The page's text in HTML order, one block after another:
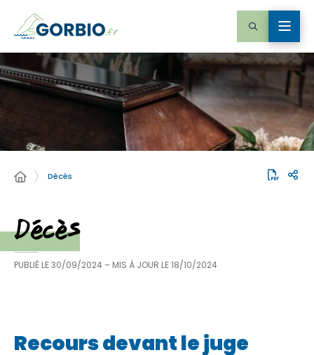
Décès
Décès
PUBLIÉ LE30/09/2024 – MIS À JOUR LE18/10/2024
Recours devant le juge